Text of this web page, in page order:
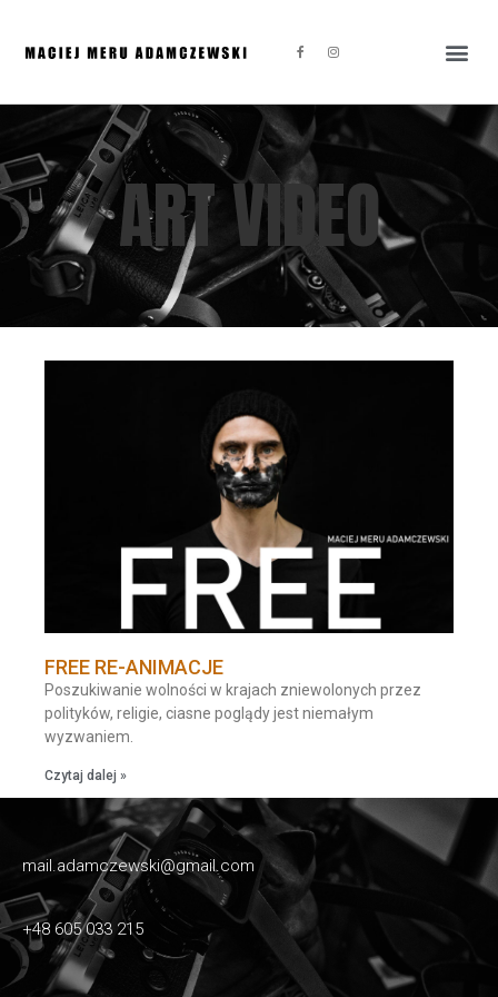
ART VIDEO
FREE RE-ANIMACJE
Poszukiwanie wolności w krajach zniewolonych przez
polityków, religie, ciasne poglądy jest niemałym
wyzwaniem.
Czytaj dalej »
mail.adamczewski@gmail.com
+48 605 033 215